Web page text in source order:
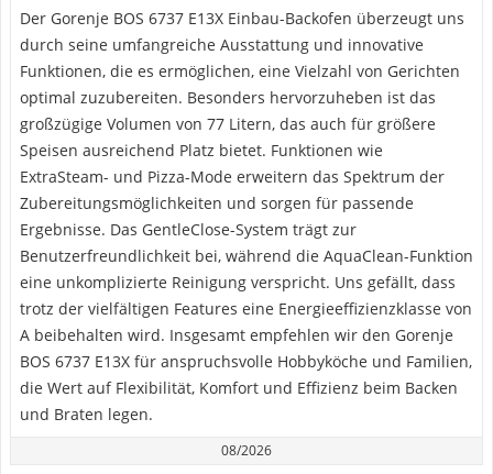
Der Gorenje BOS 6737 E13X Einbau-Backofen überzeugt uns
durch seine umfangreiche Ausstattung und innovative
Funktionen, die es ermöglichen, eine Vielzahl von Gerichten
optimal zuzubereiten. Besonders hervorzuheben ist das
großzügige Volumen von 77 Litern, das auch für größere
Speisen ausreichend Platz bietet. Funktionen wie
ExtraSteam- und Pizza-Mode erweitern das Spektrum der
Zubereitungsmöglichkeiten und sorgen für passende
Ergebnisse. Das GentleClose-System trägt zur
Benutzerfreundlichkeit bei, während die AquaClean-Funktion
eine unkomplizierte Reinigung verspricht. Uns gefällt, dass
trotz der vielfältigen Features eine Energieeffizienzklasse von
A beibehalten wird. Insgesamt empfehlen wir den Gorenje
BOS 6737 E13X für anspruchsvolle Hobbyköche und Familien,
die Wert auf Flexibilität, Komfort und Effizienz beim Backen
und Braten legen.
08/2026